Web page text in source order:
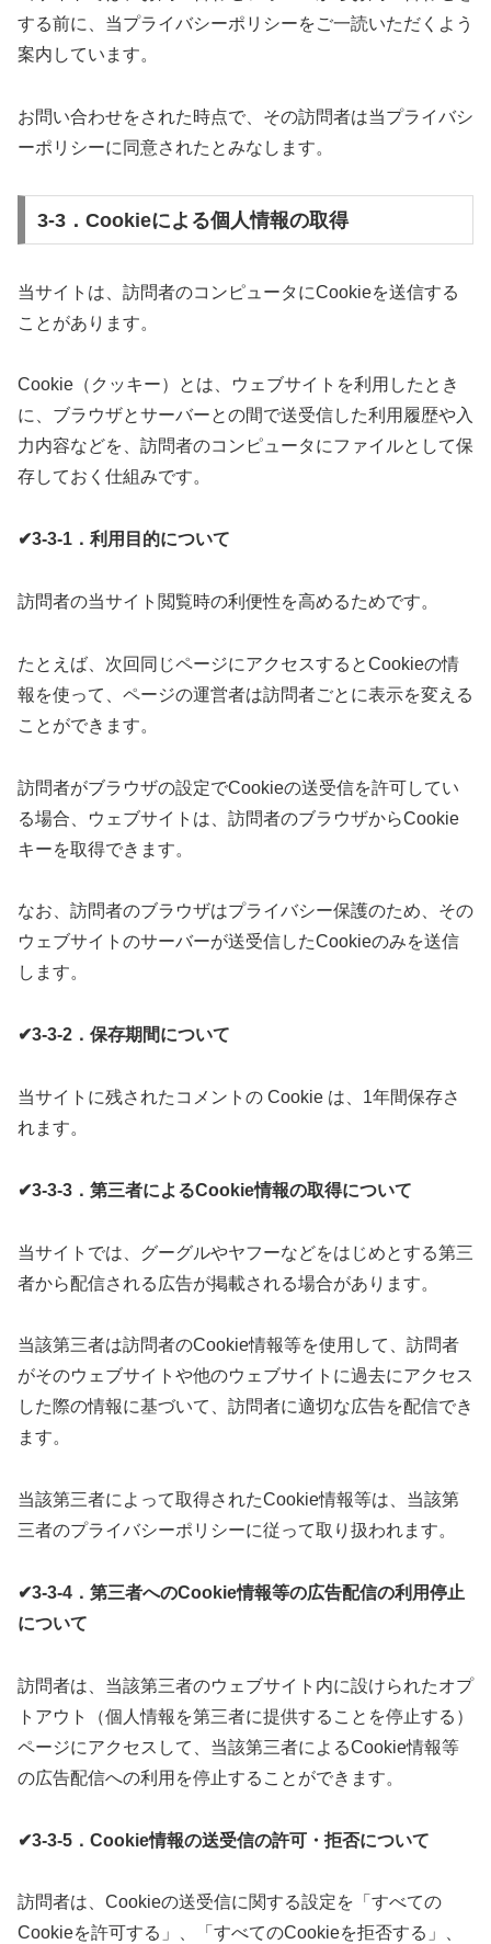
する前に、当プライバシーポリシーをご一読いただくよう
案内しています。
お問い合わせをされた時点で、その訪問者は当プライバシ
ーポリシーに同意されたとみなします。
3-3．Cookieによる個人情報の取得
当サイトは、訪問者のコンピュータにCookieを送信する
ことがあります。
Cookie（クッキー）とは、ウェブサイトを利用したとき
に、ブラウザとサーバーとの間で送受信した利用履歴や入
力内容などを、訪問者のコンピュータにファイルとして保
存しておく仕組みです。
✔3-3-1．利用目的について
訪問者の当サイト閲覧時の利便性を高めるためです。
たとえば、次回同じページにアクセスするとCookieの情
報を使って、ページの運営者は訪問者ごとに表示を変える
ことができます。
訪問者がブラウザの設定でCookieの送受信を許可してい
る場合、ウェブサイトは、訪問者のブラウザからCookie
キーを取得できます。
なお、訪問者のブラウザはプライバシー保護のため、その
ウェブサイトのサーバーが送受信したCookieのみを送信
します。
✔3-3-2．保存期間について
当サイトに残されたコメントの Cookie は、1年間保存さ
れます。
✔3-3-3．第三者によるCookie情報の取得について
当サイトでは、グーグルやヤフーなどをはじめとする第三
者から配信される広告が掲載される場合があります。
当該第三者は訪問者のCookie情報等を使用して、訪問者
がそのウェブサイトや他のウェブサイトに過去にアクセス
した際の情報に基づいて、訪問者に適切な広告を配信でき
ます。
当該第三者によって取得されたCookie情報等は、当該第
三者のプライバシーポリシーに従って取り扱われます。
✔3-3-4．第三者へのCookie情報等の広告配信の利用停止
について
訪問者は、当該第三者のウェブサイト内に設けられたオプ
トアウト（個人情報を第三者に提供することを停止する）
ページにアクセスして、当該第三者によるCookie情報等
の広告配信への利用を停止することができます。
✔3-3-5．Cookie情報の送受信の許可・拒否について
訪問者は、Cookieの送受信に関する設定を「すべての
Cookieを許可する」、「すべてのCookieを拒否する」、